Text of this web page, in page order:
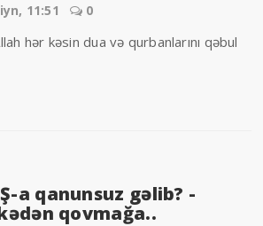
11:51 0
hər kəsin dua və qurbanlarını qəbul
a qanunsuz gəlib? -
qovmağa..